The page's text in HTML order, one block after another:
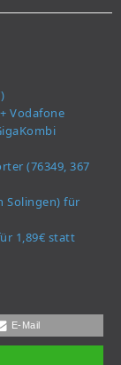
Vodafone
(76349, 367
Solingen) für
1,89€ statt
E-Mail